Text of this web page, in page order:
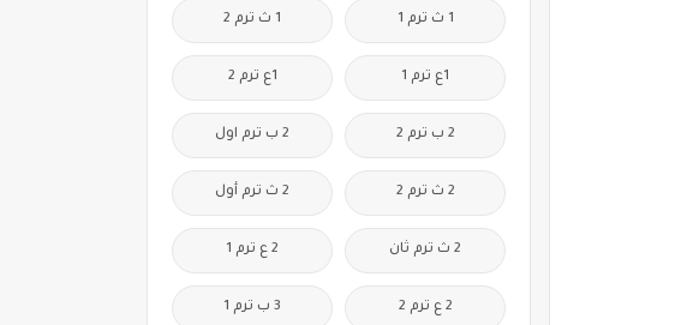
1 ث ترم 1 1 ث ترم 2
1ع ترم 1 1ع ترم 2
2 ب ترم 2 2 ب ترم اول
2 ث ترم 2 2 ث ترم أول
2 ث ترم ثان 2 ع ترم 1
2 ع ترم 2 3 ب ترم 1